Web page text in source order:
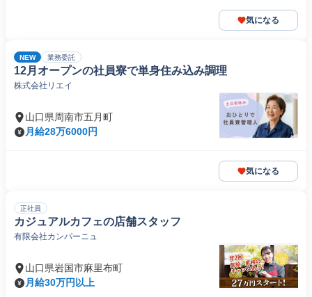
気になる
NEW 業務委託
12月オープンの社員寮で単身住み込み調理
株式会社リエイ
山口県周南市五月町
月給28万6000円
気になる
正社員
カジュアルカフェの店舗スタッフ
有限会社カンパーニュ
山口県岩国市麻里布町
月給30万円以上